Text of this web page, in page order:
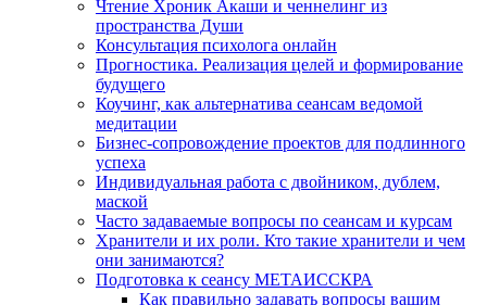
Чтение Хроник Акаши и ченнелинг из
пространства Души
Консультация психолога онлайн
Прогностика. Реализация целей и формирование
будущего
Коучинг, как альтернатива сеансам ведомой
медитации
Бизнес-сопровождение проектов для подлинного
успеха
Индивидуальная работа с двойником, дублем,
маской
Часто задаваемые вопросы по сеансам и курсам
Хранители и их роли. Кто такие хранители и чем
они занимаются?
Подготовка к сеансу МЕТАИССКРА
Как правильно задавать вопросы вашим